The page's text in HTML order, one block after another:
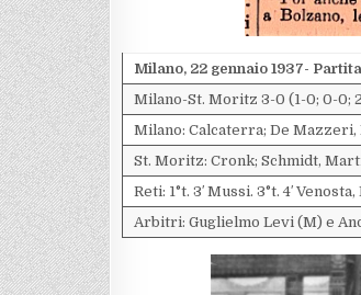
Milano, 22 gennaio 1937-
Milano-St. Moritz 3-0 (1-0; 0-0;
Milano: Calcaterra; De Mazzeri,
St. Moritz: Cronk; Schmidt,
Reti: 1°t. 3′ Mussi. 3°t. 4′ Venosta,
Arbitri: Guglielmo Levi (M) e